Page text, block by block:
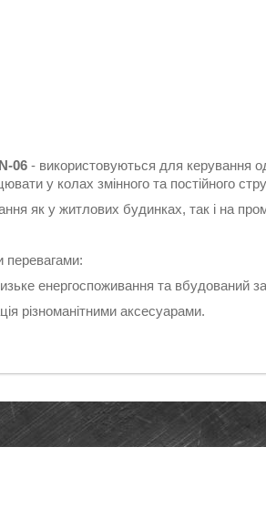
06 - використовуються для керування
у колах змінного та постійного
як у житлових будинках, так і на
перевагами:
енергоспоживання та вбудований
різноманітними аксесуарами.